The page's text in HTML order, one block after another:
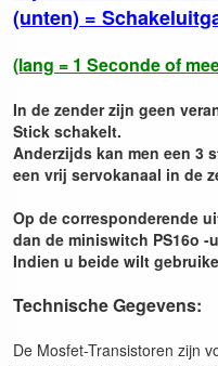
(unten) =
(lang = 1 Seconde of
In de zender zijn geen
Stick schakelt.
Anderzijds kan men een 3
een vrij servokanaal in de
Op de corresponderende
dan de miniswitch PS16o -
Indien u beide wilt
Technische Gegevens:
De Mosfet-Transistoren zijn